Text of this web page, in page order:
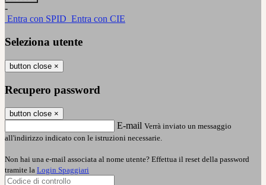
-
Entra con SPID Entra con CIE
Seleziona utente
button close ×
Recupero password
button close ×
E-mail Verrà inviato un messaggio
all'indirizzo indicato con le istruzioni necessarie.
Non hai una e-mail associata al nome utente? Effettua il reset della password
tramite la Login Spaggiari